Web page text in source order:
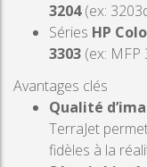
3204(ex:
Séries HP
3303 (ex: MFP
Avantages clés
Qualité
TerraJet
fidèles à la